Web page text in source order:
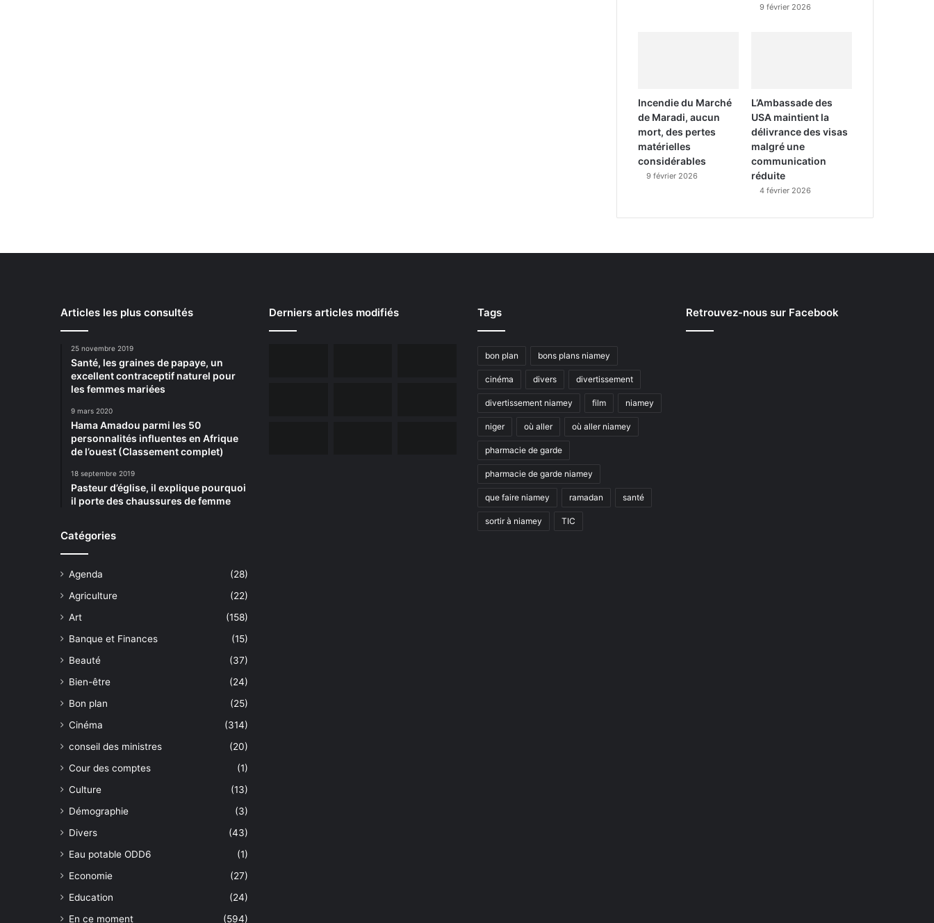
9 février 2026
Incendie du Marché
de Maradi, aucun
mort, des pertes
matérielles
considérables
9 février 2026
L’Ambassade des
USA maintient la
délivrance des visas
malgré une
communication
réduite
4 février 2026
Articles les plus consultés
25 novembre 2019
Santé, les graines de papaye, un
excellent contraceptif naturel pour
les femmes mariées
9 mars 2020
Hama Amadou parmi les 50
personnalités influentes en Afrique
de l’ouest (Classement complet)
18 septembre 2019
Pasteur d’église, il explique pourquoi
il porte des chaussures de femme
Catégories
Agenda
(28)
Agriculture
(22)
Art
(158)
Banque et Finances
(15)
Beauté
(37)
Bien-être
(24)
Bon plan
(25)
Cinéma
(314)
conseil des ministres
(20)
Cour des comptes
(1)
Culture
(13)
Démographie
(3)
Divers
(43)
Eau potable ODD6
(1)
Economie
(27)
Education
(24)
En ce moment
(594)
Derniers articles modifiés Tags
bon plan bons plans niamey
cinéma divers divertissement
divertissement niamey film niamey
niger où aller où aller niamey
pharmacie de garde
pharmacie de garde niamey
que faire niamey ramadan santé
sortir à niamey TIC
Retrouvez-nous sur Facebook